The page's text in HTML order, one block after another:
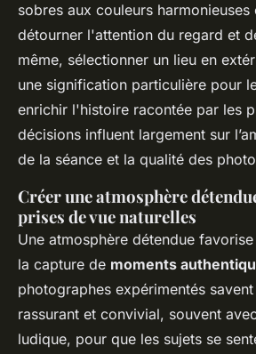
sobres aux couleurs harmonieuses
détourner l'attention du regard et
même, sélectionner un lieu en
une signification particulière pour
enrichir l'histoire racontée par les
décisions influent largement sur
de la séance et la qualité des
Créer une atmosphère
prises de vue naturelles
Une atmosphère détendue
la capture de moments
photographes expérimentés
rassurant et convivial, souvent
ludique, pour que les sujets se